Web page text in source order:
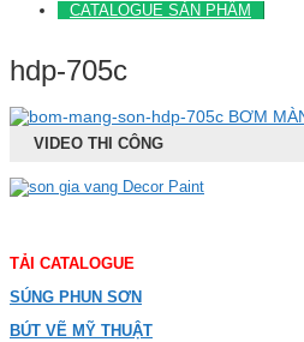
CATALOGUE SẢN PHẨM
hdp-705c
BƠM
VIDEO THI CÔNG
TẢI CATALOGUE
SÚNG PHUN SƠN
BÚT VẼ MỸ THUẬT